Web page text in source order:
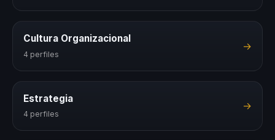
Cultura Organizacional
4 perfiles
→
Estrategia
4 perfiles
→